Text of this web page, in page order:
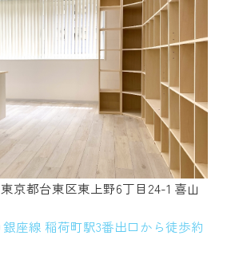
東京都台東区東上野6丁目24-1 喜山
座線 稲荷町駅3番出口から徒歩約